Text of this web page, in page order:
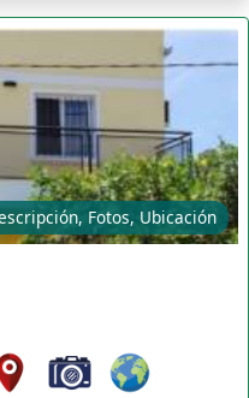
Fotos, Ubicación